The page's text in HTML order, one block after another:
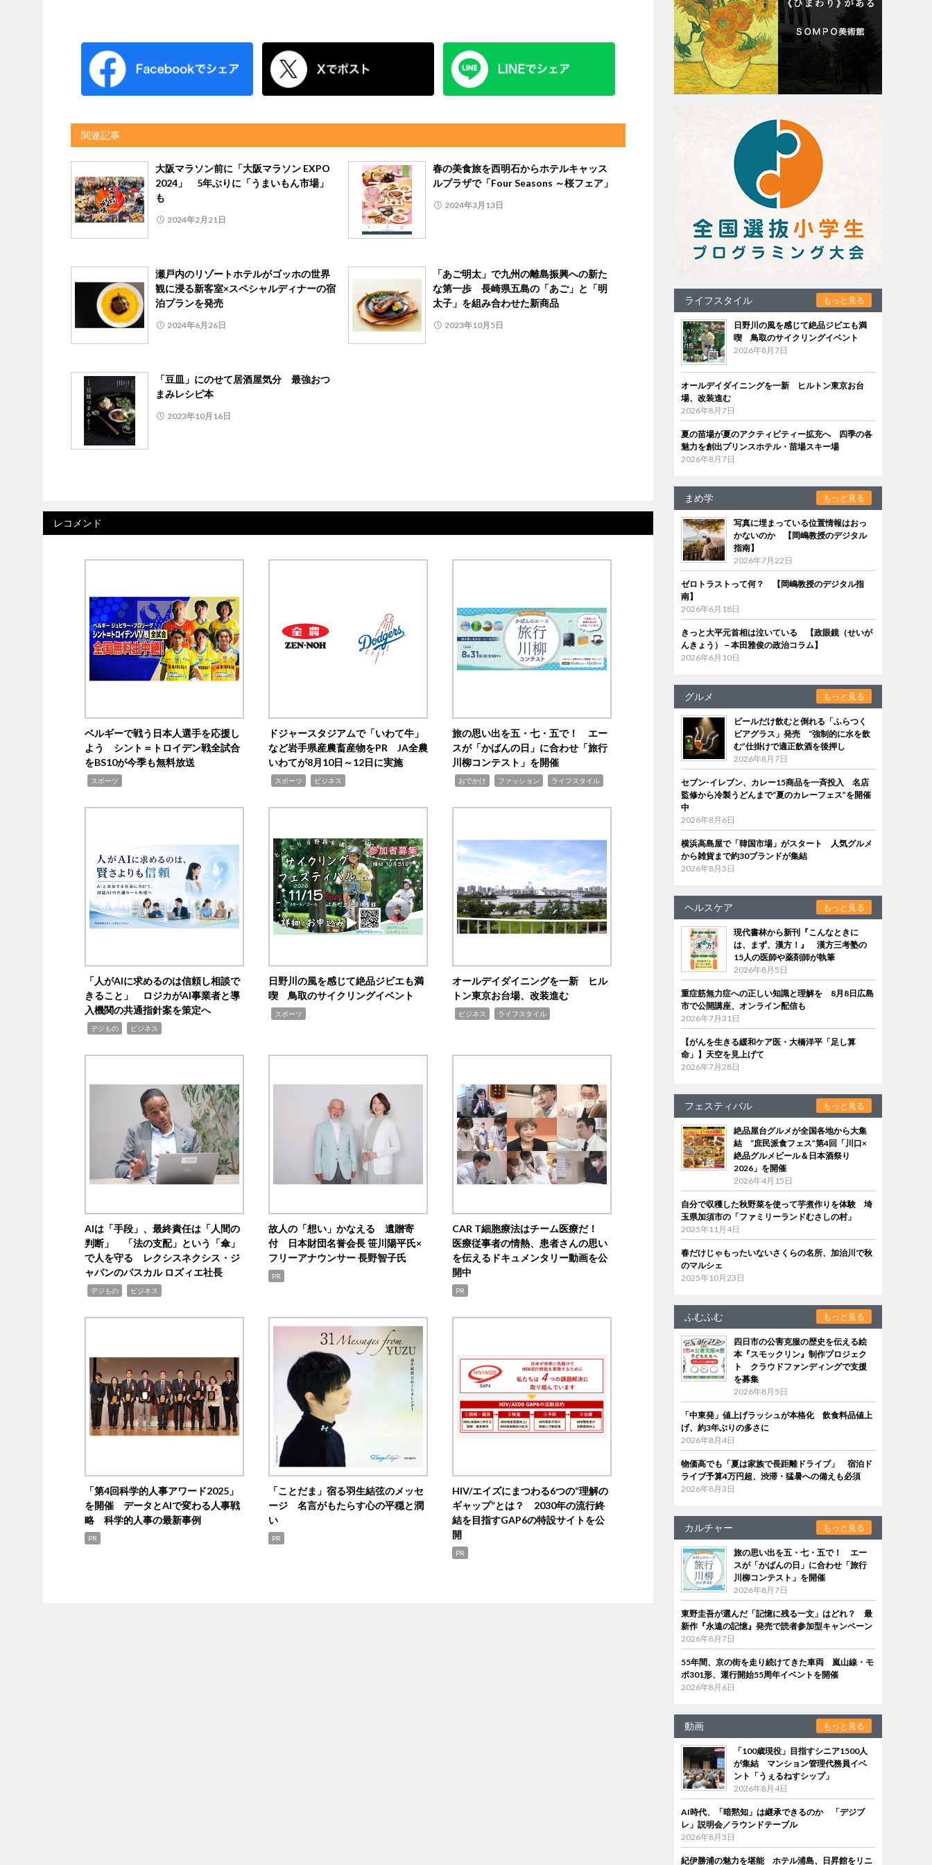
関連記事
大阪マラソン前に「大阪マラソン EXPO
2024」 5年ぶりに「うまいもん市場」
も
2024年2月21日
春の美食旅を西明石からホテルキャッス
ルプラザで「Four Seasons ～桜フェア」
2024年3月13日
瀬戸内のリゾートホテルがゴッホの世界
観に浸る新客室×スペシャルディナーの宿
泊プランを発売
2024年6月26日
「あご明太」で九州の離島振興への新た
な第一歩 長崎県五島の「あご」と「明
太子」を組み合わせた新商品
2023年10月5日
「豆皿」にのせて居酒屋気分 最強おつ
まみレシピ本
2023年10月16日
レコメンド
ベルギーで戦う日本人選手を応援し
よう シント＝トロイデン戦全試合
をBS10が今季も無料放送
スポーツ
ドジャースタジアムで「いわて牛」
など岩手県産農畜産物をPR JA全農
いわてが8月10日～12日に実施
スポーツ ビジネス
旅の思い出を五・七・五で！ エー
スが「かばんの日」に合わせ「旅行
川柳コンテスト」を開催
おでかけ ファッション ライフスタイル
「人がAIに求めるのは信頼し相談で
きること」 ロジカがAI事業者と導
入機関の共通指針案を策定へ
デジもの ビジネス
日野川の風を感じて絶品ジビエも満
喫 鳥取のサイクリングイベント
スポーツ
オールデイダイニングを一新 ヒル
トン東京お台場、改装進む
ビジネス ライフスタイル
AIは「手段」、最終責任は「人間の
判断」 「法の支配」という「傘」
で人を守る レクシスネクシス・ジ
ャパンのパスカル ロズィエ社長
デジもの ビジネス
故人の「想い」かなえる 遺贈寄
付 日本財団名誉会長 笹川陽平氏×
フリーアナウンサー 長野智子氏
PR
CAR T細胞療法はチーム医療だ！
医療従事者の情熱、患者さんの思い
を伝えるドキュメンタリー動画を公
開中
PR
「第4回科学的人事アワード2025」
を開催 データとAIで変わる人事戦
略 科学的人事の最新事例
PR
「ことだま」宿る羽生結弦のメッセ
ージ 名言がもたらす心の平穏と潤
い
PR
HIV/エイズにまつわる6つの“理解の
ギャップ”とは？ 2030年の流行終
結を目指すGAP6の特設サイトを公
開
PR
ライフスタイル もっと見る
日野川の風を感じて絶品ジビエも満
喫 鳥取のサイクリングイベント
2026年8月7日
オールデイダイニングを一新 ヒルトン東京お台
場、改装進む
2026年8月7日
夏の苗場が夏のアクティビティー拡充へ 四季の各
魅力を創出プリンスホテル・苗場スキー場
2026年8月7日
まめ学 もっと見る
写真に埋まっている位置情報はおっ
かないのか 【岡嶋教授のデジタル
指南】
2026年7月22日
ゼロトラストって何？ 【岡嶋教授のデジタル指
南】
2026年6月18日
きっと大平元首相は泣いている 【政眼鏡（せいが
んきょう）－本田雅俊の政治コラム】
2026年6月10日
グルメ もっと見る
ビールだけ飲むと倒れる「ふらつく
ビアグラス」発売 “強制的に水を飲
む”仕掛けで適正飲酒を後押し
2026年8月7日
セブン‐イレブン、カレー15商品を一斉投入 名店
監修から冷製うどんまで“夏のカレーフェス”を開催
中
2026年8月6日
横浜高島屋で「韓国市場」がスタート 人気グルメ
から雑貨まで約30ブランドが集結
2026年8月5日
ヘルスケア もっと見る
現代書林から新刊『こんなときに
は、まず、漢方！』 漢方三考塾の
15人の医師や薬剤師が執筆
2026年8月5日
重症筋無力症への正しい知識と理解を 8月8日広島
市で公開講座、オンライン配信も
2026年7月31日
【がんを生きる緩和ケア医・大橋洋平「足し算
命」】天空を見上げて
2026年7月28日
フェスティバル もっと見る
絶品屋台グルメが全国各地から大集
結 “庶民派食フェス”第4回「川口×
絶品グルメビール＆日本酒祭り
2026」を開催
2026年4月15日
自分で収穫した秋野菜を使って芋煮作りを体験 埼
玉県加須市の「ファミリーランドむさしの村」
2025年11月4日
春だけじゃもったいないさくらの名所、加治川で秋
のマルシェ
2025年10月23日
ふむふむ もっと見る
四日市の公害克服の歴史を伝える絵
本『スモックリン』制作プロジェク
ト クラウドファンディングで支援
を募集
2026年8月5日
「中東発」値上げラッシュが本格化 飲食料品値上
げ、約3年ぶりの多さに
2026年8月4日
物価高でも「夏は家族で長距離ドライブ」 宿泊ド
ライブ予算4万円超、渋滞・猛暑への備えも必須
2026年8月3日
カルチャー もっと見る
旅の思い出を五・七・五で！ エー
スが「かばんの日」に合わせ「旅行
川柳コンテスト」を開催
2026年8月7日
東野圭吾が選んだ「記憶に残る一文」はどれ？ 最
新作『永遠の記憶』発売で読者参加型キャンペーン
2026年8月7日
55年間、京の街を走り続けてきた車両 嵐山線・モ
ボ301形、運行開始55周年イベントを開催
2026年8月6日
動画 もっと見る
「100歳現役」目指すシニア1500人
が集結 マンション管理代務員イベ
ント「うぇるねすシップ」
2026年8月4日
AI時代、「暗黙知」は継承できるのか 「デジブ
レ」説明会／ラウンドテーブル
2026年8月3日
紀伊勝浦の魅力を堪能 ホテル浦島、日昇館をリニ